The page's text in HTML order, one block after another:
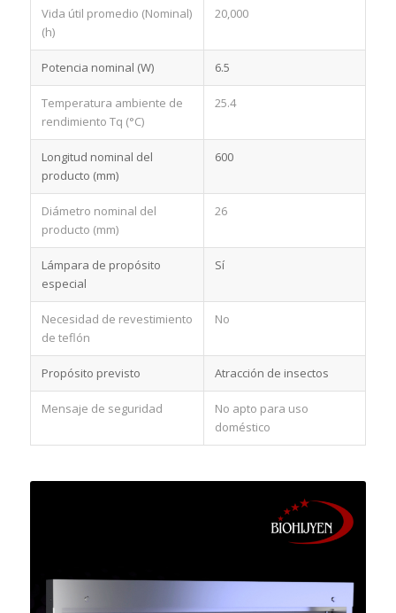
Vida útil promedio (Nominal)
(h)
20,000
Potencia nominal (W) 6.5
Temperatura ambiente de
rendimiento Tq (°C)
25.4
Longitud nominal del
producto (mm)
600
Diámetro nominal del
producto (mm)
26
Lámpara de propósito
especial
Sí
Necesidad de revestimiento
de teflón
No
Propósito previsto Atracción de insectos
Mensaje de seguridad
No apto para uso
doméstico